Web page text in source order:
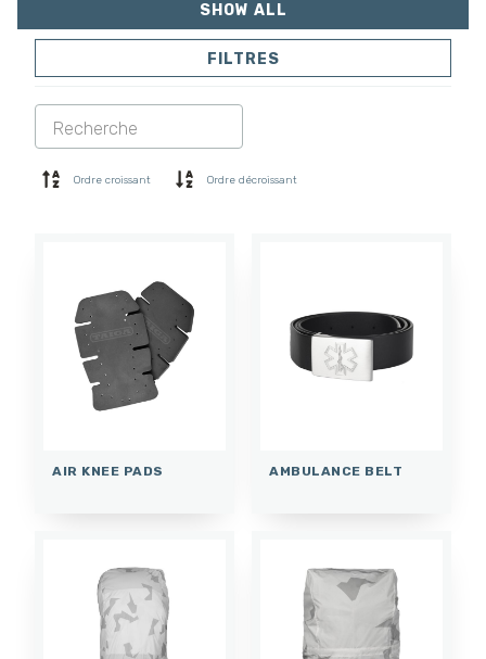
PANTALONS
COMBINAISON
SOFTSHELL
CHEMISES
CHAUSSETTES ACCESSOIRES
SHOW ALL
FILTRES
Ordre croissant Ordre décroissant
AIR KNEE PADS AMBULANCE BELT